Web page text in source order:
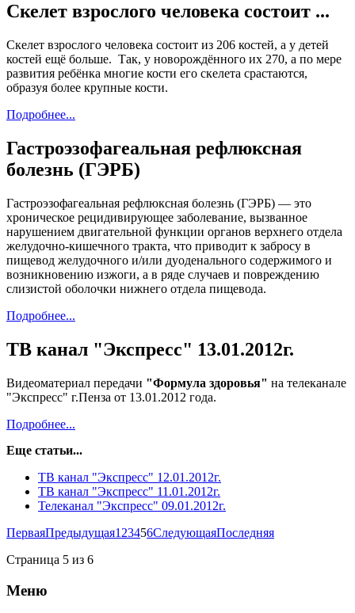
Скелет взрослого человека состоит ...
Скелет взрослого человека состоит из 206 костей, а у детей
костей ещё больше. Так, у новорождённого их 270, а по мере
развития ребёнка многие кости его скелета срастаются,
образуя более крупные кости.
Подробнее...
Гастроэзофагеальная рефлюксная
болезнь (ГЭРБ)
Гастроэзофагеальная рефлюксная болезнь (ГЭРБ) — это
хроническое рецидивирующее заболевание, вызванное
нарушением двигательной функции органов верхнего отдела
желудочно-кишечного тракта, что приводит к забросу в
пищевод желудочного и/или дуоденального содержимого и
возникновению изжоги, а в ряде случаев и повреждению
слизистой оболочки нижнего отдела пищевода.
Подробнее...
ТВ канал "Экспресс" 13.01.2012г.
Видеоматериал передачи "Формула здоровья" на телеканале
"Экспресс" г.Пенза от 13.01.2012 года.
Подробнее...
Еще статьи...
ТВ канал "Экспресс" 12.01.2012г.
ТB канал "Экспресс" 11.01.2012г.
Телеканал "Экспресс" 09.01.2012г.
ПерваяПредыдущая123456СледующаяПоследняя
Страница 5 из 6
Меню